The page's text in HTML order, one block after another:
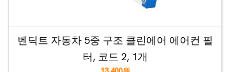
벤딕트 자동차 5중 구조 클린에어 에어컨 필
터, 코드 2, 1개